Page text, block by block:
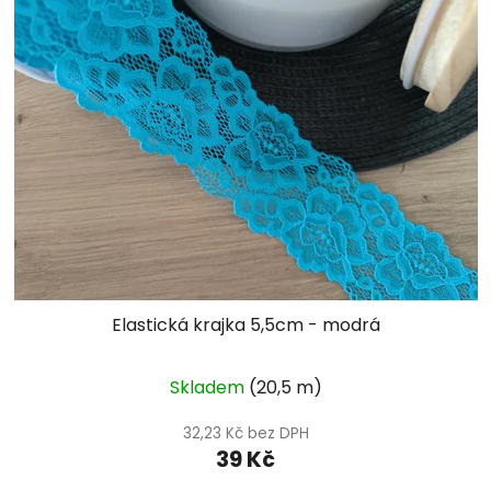
Elastická krajka 5,5cm - modrá
Skladem (20,5 m)
32,23 Kč bez DPH
39 Kč